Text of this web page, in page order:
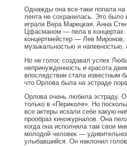
Однажды она все-таки попала
лента не сохранилась. Это было
играли Вера Марецкая, Анна
Цфасманом — пела в концертах.
концертмейстер — Лев Миронов,
музыкальностью и напевностью,
Но не голос создавал успех
непринужденность и красота
впоследствии стала известным
что Орлова была на эстраде
Орлова очень любила эстраду.
только в «Периколе». Но
все актеры искали себе какую-
прообраз киножурналов. Она
когда она исполняла там свои
молодой человек —
улыбавшийся. Он наклонил